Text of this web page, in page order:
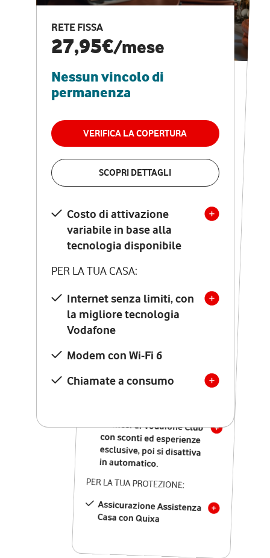
RETE FISSA
27,95€/mese
Nessun vincolo di
permanenza
VERIFICA LA COPERTURA
SCOPRI DETTAGLI
Costo di attivazione
variabile in base alla
tecnologia disponibile
PER LA TUA CASA:
Internet senza limiti, con
la migliore tecnologia
Vodafone
Modem con Wi-Fi 6
Chiamate a consumo
CASA PRO
Internet veloce e
vantaggi speciali
RETE FISSA + VODAFONE CLUB
29,95€
permanenza
VERIFICA LA COPERTURA
Costo di attivazione
variabile in base alla
tecnologia disponibile
PER LA TUA CASA:
Internet senza limiti, con
la migliore tecnologia
Vodafone
Modem Seven con Wi-Fi 7
Chiamate illimitate verso
numeri fissi e mobili
nazionali
12 mesi di Vodafone Club
con sconti ed esperienze
esclusive, poi si disattiva
in automatico.
PER LA TUA PROTEZIONE:
Assicurazione Assistenza
Casa con Quixa